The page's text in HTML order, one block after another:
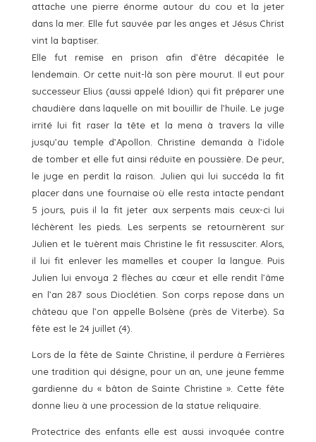
attache une pierre énorme autour du cou et la jeter
dans la mer. Elle fut sauvée par les anges et Jésus Christ
vint la baptiser.
Elle fut remise en prison afin d’être décapitée le
lendemain. Or cette nuit-là son père mourut. Il eut pour
successeur Elius (aussi appelé Idion) qui fit préparer une
chaudière dans laquelle on mit bouillir de l’huile. Le juge
irrité lui fit raser la tête et la mena à travers la ville
jusqu’au temple d’Apollon. Christine demanda à l’idole
de tomber et elle fut ainsi réduite en poussière. De peur,
le juge en perdit la raison. Julien qui lui succéda la fit
placer dans une fournaise où elle resta intacte pendant
5 jours, puis il la fit jeter aux serpents mais ceux-ci lui
léchèrent les pieds. Les serpents se retournèrent sur
Julien et le tuèrent mais Christine le fit ressusciter. Alors,
il lui fit enlever les mamelles et couper la langue. Puis
Julien lui envoya 2 flèches au cœur et elle rendit l’âme
en l’an 287 sous Dioclétien. Son corps repose dans un
château que l’on appelle Bolsène (près de Viterbe). Sa
fête est le 24 juillet (4).
Lors de la fête de Sainte Christine, il perdure à Ferrières
une tradition qui désigne, pour un an, une jeune femme
gardienne du « bâton de Sainte Christine ». Cette fête
donne lieu à une procession de la statue reliquaire.
Protectrice des enfants elle est aussi invoquée contre